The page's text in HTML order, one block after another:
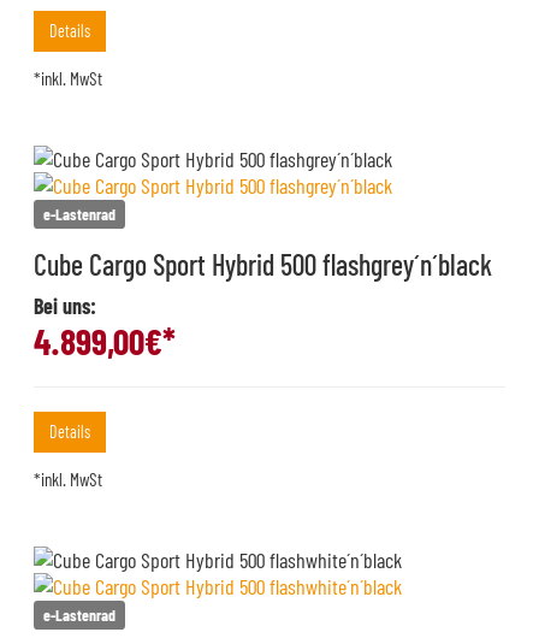
Details
*inkl. MwSt
e-Lastenrad
Cube Cargo Sport Hybrid 500 flashgrey´n´black
Bei uns:
4.899,00€*
Details
*inkl. MwSt
e-Lastenrad